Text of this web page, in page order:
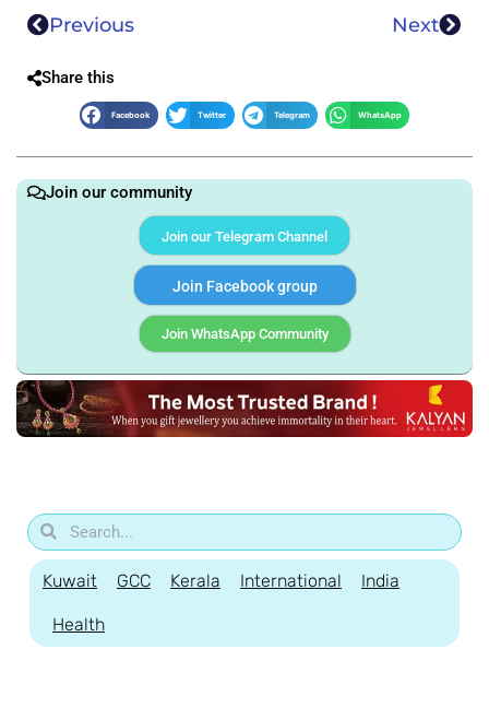
Previous Next
Share this
Facebook Twitter Telegram WhatsApp
Join our community
Join our Telegram Channel
Join Facebook group
Join WhatsApp Community
Kuwait GCC Kerala International India
Health